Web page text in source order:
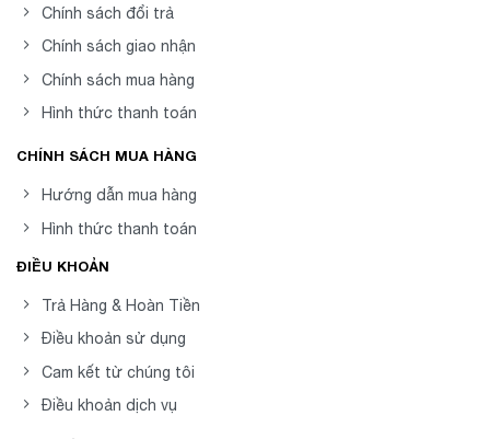
Chính sách đổi trả
Chính sách giao nhận
Chính sách mua hàng
Hình thức thanh toán
CHÍNH SÁCH MUA HÀNG
Hướng dẫn mua hàng
Hình thức thanh toán
ĐIỀU KHOẢN
Trả Hàng & Hoàn Tiền
Điều khoản sử dụng
Cam kết từ chúng tôi
Điều khoản dịch vụ